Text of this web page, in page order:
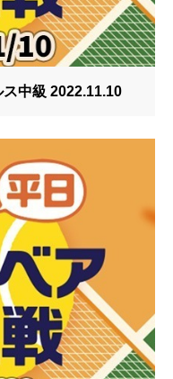
中級 2022.11.10